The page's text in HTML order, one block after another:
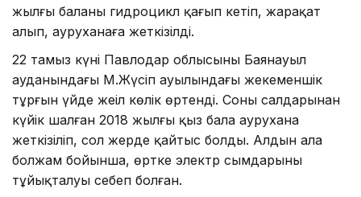
жылғы баланы гидроцикл қағып кетіп, жарақат
алып, ауруханаға жеткізілді.
22 тамыз күні Павлодар облысының Баянауыл
ауданындағы М.Жүсіп ауылындағы жекеменшік
тұрғын үйде жеңіл көлік өртенді. Соның салдарынан
күйік шалған 2018 жылғы қыз бала аурухана
жеткізіліп, сол жерде қайтыс болды. Алдын ала
болжам бойынша, өртке электр сымдарының
тұйықталуы себеп болған.